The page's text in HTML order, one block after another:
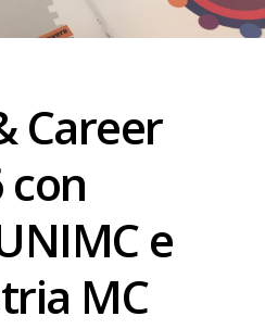
Career
con
e
MC